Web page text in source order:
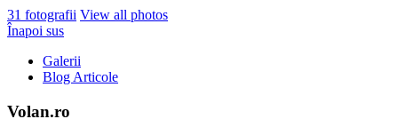
31 fotografii View all photos
Înapoi sus
Galerii
Blog Articole
Volan.ro